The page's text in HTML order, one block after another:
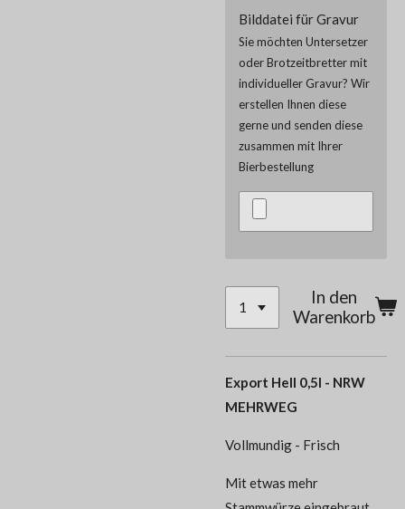
Bilddatei für Gravur
Sie möchten Untersetzer
oder Brotzeitbretter mit
individueller Gravur? Wir
erstellen Ihnen diese
gerne und senden diese
zusammen mit Ihrer
Bierbestellung
In den
Warenkorb
Export Hell 0,5l - NRW
MEHRWEG
Vollmundig - Frisch
Mit etwas mehr